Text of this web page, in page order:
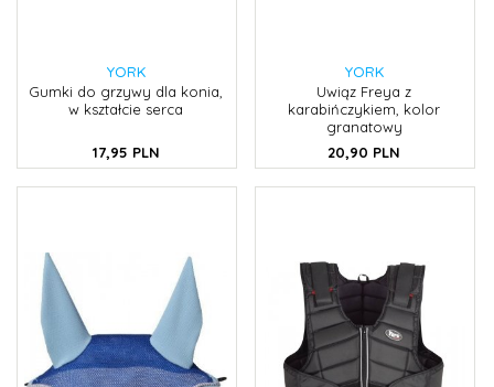
YORK
Gumki do grzywy dla konia,
w kształcie serca
17,95 PLN
YORK
Uwiąz Freya z
karabińczykiem, kolor
granatowy
20,90 PLN